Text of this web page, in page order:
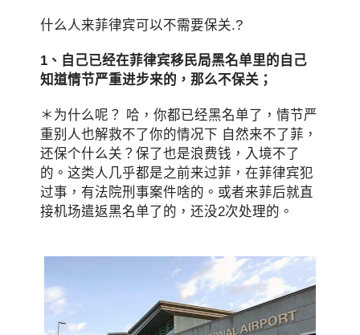
什么人来菲律宾可以不需要保关.?
1、自己已经在菲律宾移民局黑名单里的自己
知道情节严重进步来的，那么不保关；
＊为什么呢？ 哈，你都已经黑名单了，情节严
重别人也解救不了你的情况下 自然来不了菲，
还保个什么关？保了也是浪费钱，入境不了
的。这类人几乎都是之前来过菲，在菲律宾犯
过事，有法院刑事案件啥的。或者来菲后就直
接机场遣返黑名单了的，还没2次处理的。